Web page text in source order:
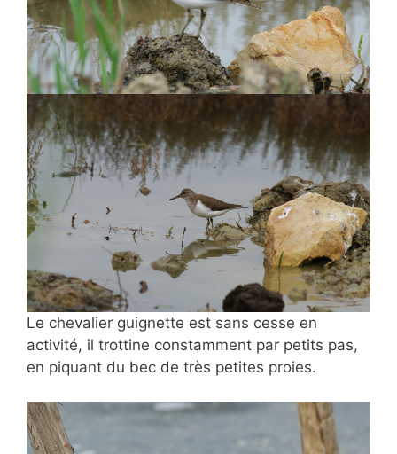
Le chevalier guignette est sans cesse en
activité, il trottine constamment par petits pas,
en piquant du bec de très petites proies.